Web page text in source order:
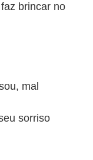
brincar no
mal
sorriso